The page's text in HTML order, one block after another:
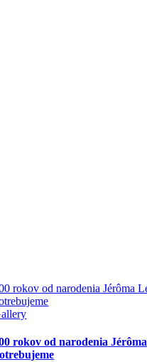
rokov od narodenia Jérôma
rokov od narodenia